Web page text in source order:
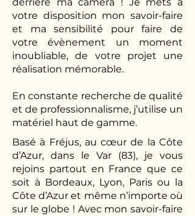
votre disposition mon savoir-faire
et ma sensibilité pour faire de
votre évènement un moment
inoubliable, de votre projet une
réalisation mémorable.
En constante recherche de qualité
et de professionnalisme, j’utilise un
matériel haut de gamme.
Basé à Fréjus, au cœur de la Côte
d’Azur, dans le Var (83), je vous
rejoins partout en France que ce
soit à Bordeaux, Lyon, Paris ou la
Côte d’Azur et même n’importe où
sur le globe ! Avec mon savoir-faire